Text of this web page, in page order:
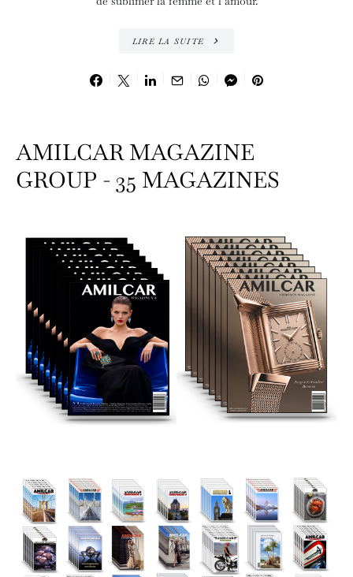
LIRE LA SUITE
AMILCAR MAGAZINE
GROUP - 35 MAGAZINES